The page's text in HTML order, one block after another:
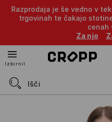
Razprodaja je še vedno v
trgovinah te čakajo
cenah
Za njo
Izbirnik